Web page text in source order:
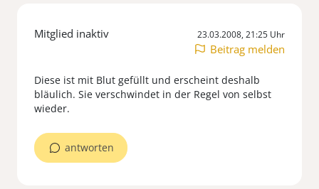
Mitglied inaktiv 23.03.2008, 21:25 Uhr
Beitrag melden
Diese ist mit Blut gefüllt und erscheint deshalb
bläulich. Sie verschwindet in der Regel von selbst
wieder.
antworten